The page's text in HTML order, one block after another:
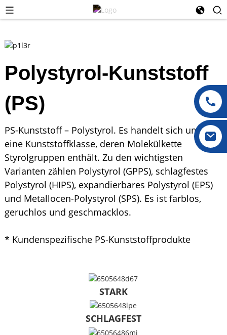
Polystyrol-Kunststoff
(PS)
PS-Kunststoff – Polystyrol. Es handelt sich um
eine Kunststoffklasse, deren Molekülkette
Styrolgruppen enthält. Zu den wichtigsten
Varianten zählen Polystyrol (GPPS), schlagfestes
Polystyrol (HIPS), expandierbares Polystyrol (EPS)
und Metallocen-Polystyrol (SPS). Es ist farblos,
geruchlos und geschmacklos.
* Kundenspezifische PS-Kunststoffprodukte
STARK
SCHLAGFEST